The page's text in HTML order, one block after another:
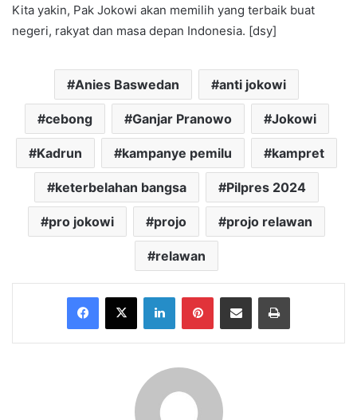
Kita yakin, Pak Jokowi akan memilih yang terbaik buat
negeri, rakyat dan masa depan Indonesia. [dsy]
Anies Baswedan anti jokowi
cebong Ganjar Pranowo Jokowi
Kadrun kampanye pemilu kampret
keterbelahan bangsa Pilpres 2024
pro jokowi projo projo relawan
relawan
Facebook
X LinkedInPinterestShare via Email Print